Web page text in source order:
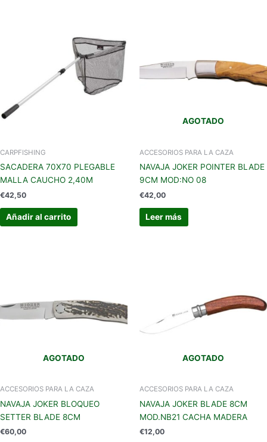
CARPFISHING
SACADERA 70X70 PLEGABLE
MALLA CAUCHO 2,40M
€42,50
Añadir al carrito
AGOTADO
ACCESORIOS PARA LA CAZA
NAVAJA JOKER POINTER BLADE
9CM MOD:NO 08
€42,00
Leer más
AGOTADO
ACCESORIOS PARA LA CAZA
NAVAJA JOKER BLOQUEO
SETTER BLADE 8CM
€60,00
AGOTADO
ACCESORIOS PARA LA CAZA
NAVAJA JOKER BLADE 8CM
MOD.NB21 CACHA MADERA
€12,00